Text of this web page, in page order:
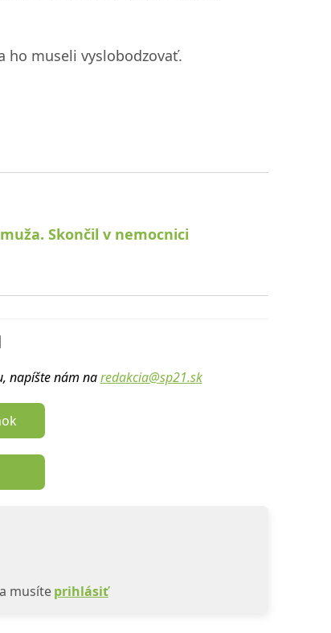
ho museli vyslobodzovať.
Skončil v nemocnici
napíšte nám na redakcia@sp21.sk
musíteprihlásiť